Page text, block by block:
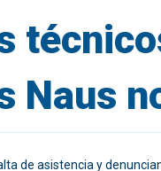
Naus
de asistencia y